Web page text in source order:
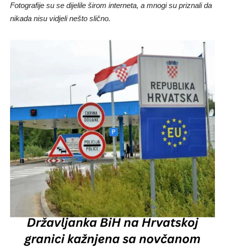
Fotografije su se dijelile širom interneta, a mnogi su priznali da
nikada nisu vidjeli nešto slično.